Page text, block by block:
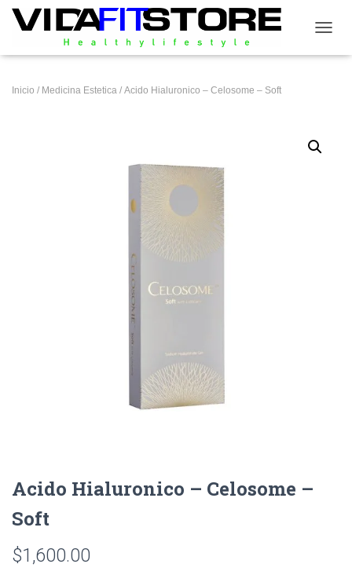
Inicio / Medicina Estetica / Acido Hialuronico – Celosome – Soft
Acido Hialuronico – Celosome –
Soft
$1,600.00